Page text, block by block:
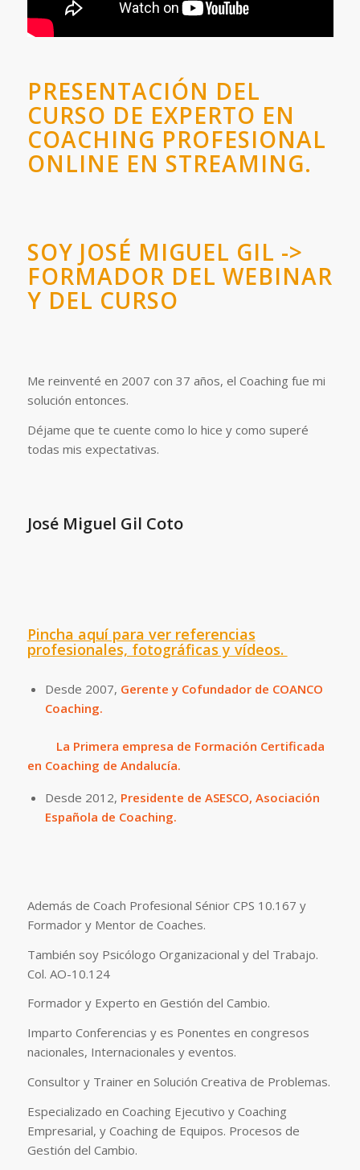
PRESENTACIÓN DEL
CURSO DE EXPERTO EN
COACHING PROFESIONAL
ONLINE EN STREAMING.
SOY JOSÉ MIGUEL GIL ->
FORMADOR DEL WEBINAR
Y DEL CURSO
Me reinventé en 2007 con 37 años, el Coaching fue mi
solución entonces.
Déjame que te cuente como lo hice y como superé
todas mis expectativas.
José Miguel Gil Coto
Pincha aquí para ver referencias
profesionales, fotográficas y vídeos.
Desde 2007, Gerente y Cofundador de COANCO
Coaching.
La Primera empresa de Formación Certificada
en Coaching de Andalucía.
Desde 2012, Presidente de ASESCO, Asociación
Española de Coaching.
Además de Coach Profesional Sénior CPS 10.167 y
Formador y Mentor de Coaches.
También soy Psicólogo Organizacional y del Trabajo.
Col. AO-10.124
Formador y Experto en Gestión del Cambio.
Imparto Conferencias y es Ponentes en congresos
nacionales, Internacionales y eventos.
Consultor y Trainer en Solución Creativa de Problemas.
Especializado en Coaching Ejecutivo y Coaching
Empresarial, y Coaching de Equipos. Procesos de
Gestión del Cambio.